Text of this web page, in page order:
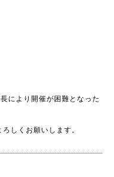
により開催が困難となった
ろしくお願いします。